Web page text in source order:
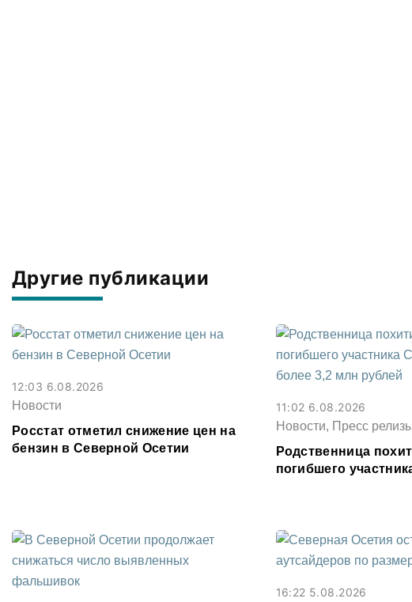
Другие публикации
12:03 6.08.2026
Новости
Росстат отметил снижение цен на
бензин в Северной Осетии
11:02 6.08.2026
Новости, Пресс
Родственница
погибшего
16:22 5.08.2026